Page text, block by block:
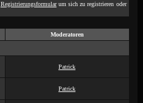
Registrierungsformularum sich zu registrieren oder
Moderatoren
Patrick
Patrick